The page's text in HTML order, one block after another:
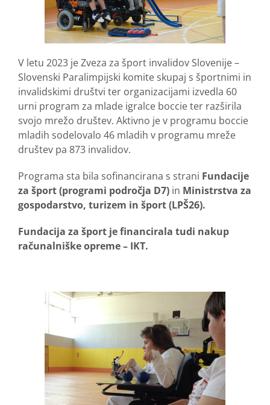
V letu 2023 je Zveza za šport invalidov Slovenije –
Slovenski Paralimpijski komite skupaj s športnimi in
invalidskimi društvi ter organizacijami izvedla 60
urni program za mlade igralce boccie ter razširila
svojo mrežo društev. Aktivno je v programu boccie
mladih sodelovalo 46 mladih v programu mreže
društev pa 873 invalidov.
Programa sta bila sofinancirana s strani Fundacije
za šport (programi področja D7) in Ministrstva za
gospodarstvo, turizem in šport (LPŠ26).
Fundacija za šport je financirala tudi nakup
računalniške opreme – IKT.